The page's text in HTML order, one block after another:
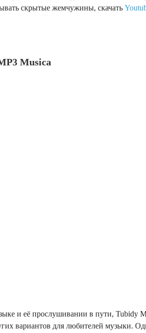
скрытые жемчужины, скачать
Musica
и её прослушивании в пути, Tubidy
вариантов для любителей музыки.